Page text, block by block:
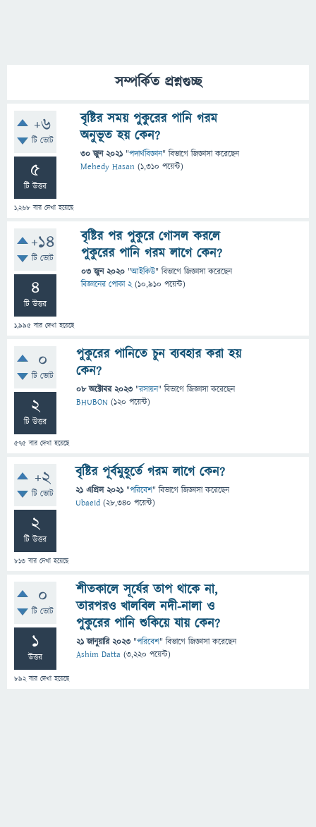
সম্পর্কিত প্রশ্নগুচ্ছ
+6
টি ভোট
5
টি উত্তর
1,268 বার দেখা হয়েছে
বৃষ্টির সময় পুকুরের পানি গরম
অনুভূত হয় কেন?
30 জুন 2021 "পদার্থবিজ্ঞান" বিভাগে জিজ্ঞাসাকরেছেন
Mehedy Hasan (1,310 পয়েন্ট)
+14
টি ভোট
4
টি উত্তর
1,995 বার দেখা হয়েছে
বৃষ্টির পর পুকুরে গোসল করলে
পুকুরের পানি গরম লাগে কেন?
03 জুন 2020 "আইকিউ" বিভাগে জিজ্ঞাসাকরেছেন
বিজ্ঞানের পোকা 2 (10,910 পয়েন্ট)
0
টি ভোট
2
টি উত্তর
575 বার দেখা হয়েছে
পুকুরের পানিতে চুন ব্যবহার করা হয়
কেন?
08 অক্টোবর 2023 "রসায়ন" বিভাগে জিজ্ঞাসাকরেছেন
BHUBON (120 পয়েন্ট)
+2
টি ভোট
2
টি উত্তর
813 বার দেখা হয়েছে
বৃষ্টির পূর্বমুহূর্তে গরম লাগে কেন?
21 এপ্রিল 2021 "পরিবেশ" বিভাগে জিজ্ঞাসাকরেছেন
Ubaeid (28,340 পয়েন্ট)
0
টি ভোট
1
উত্তর
892বার দেখা হয়েছে
শীতকালে সূর্যের তাপ থাকে না,
তারপরও খালবিল নদী-নালা ও
পুকুরের পানি শুকিয়ে যায় কেন?
21 জানুয়ারি 2023 "পরিবেশ" বিভাগে জিজ্ঞাসাকরেছেন
Ashim Datta (3,220 পয়েন্ট)